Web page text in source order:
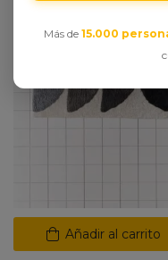
Añadir al carrito
Más de 15.000